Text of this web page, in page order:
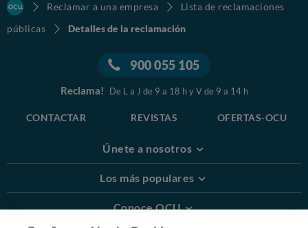
Reclamar a una empresa
Lista de reclamaciones
públicas
Detalles de la reclamación
900 055 105
Reclama! De L a J de 9 a 18 h y V de 9 a 14 h
CONTACTAR REVISTAS OFERTAS-OCU
Únete a nosotros
Los más populares
Conoce OCU